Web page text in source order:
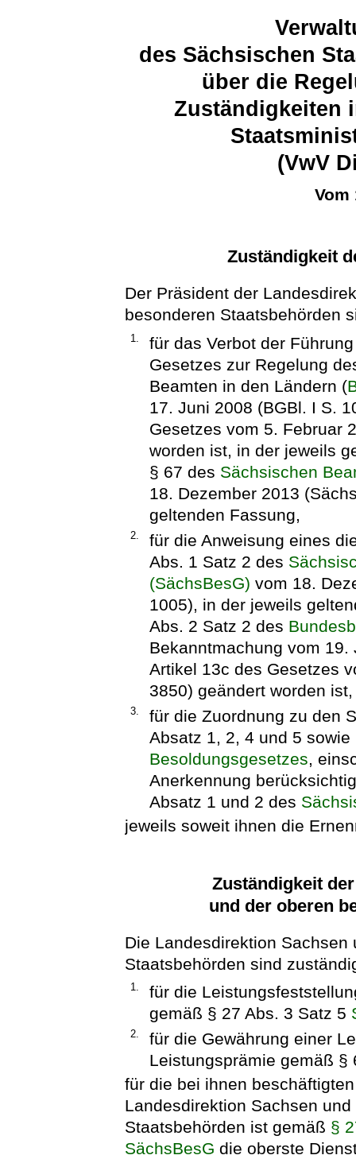
des Sächsischen
über die
Zuständigkeiten
(VwV
Vom
Zuständigkeit
Der Präsident der
besonderen Staatsbehörden
1.
für das Verbot der
Gesetzes zur Regelung
Beamten in den Ländern (
17. Juni 2008 (BGBl. I S.
Gesetzes vom 5. Februar
worden ist, in der jeweils
§ 67 des Sächsischen
18. Dezember 2013
geltenden Fassung,
2.
für die Anweisung eines
Abs. 1 Satz 2 des
(SächsBesG) vom 18.
1005), in der jeweils
Abs. 2 Satz 2 des
Bekanntmachung vom
Artikel 13c des Gesetzes
3850) geändert worden
3.
für die Zuordnung zu den
Absatz 1, 2, 4 und 5
Besoldungsgesetzes ,
Anerkennung
Absatz 1 und 2 des
jeweils soweit ihnen die
Zuständigkeit
und der oberen
Die Landesdirektion
Staatsbehörden sind
1.
für die
gemäß § 27 Abs. 3 Satz 5
2.
für die Gewährung einer
Leistungsprämie gemäß
für die bei ihnen
Landesdirektion Sachsen
Staatsbehörden ist gemäß §
SächsBesG die oberste